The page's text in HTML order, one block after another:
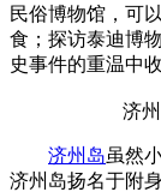
民俗博物馆，可
食；探访泰迪博
史事件的重温中
济
济州岛虽然
济州岛扬名于附